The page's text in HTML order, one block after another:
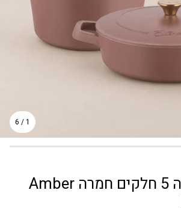
1
/
6
סט סירי יציקה 5 חלקים חמרה Amber